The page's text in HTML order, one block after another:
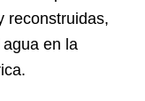
reconstruidas,
en la